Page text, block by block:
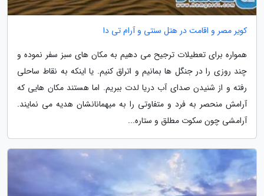
کویر مصر و اقامت در هتل سنتی و آرام تی دا
همواره برای تعطیلات ترجیح می دهیم به مکان های سبز سفر نموده و
چند روزی را در جنگل ها بمانیم و اتراق کنیم. یا اینکه به نقاط ساحلی
رفته و از شنیدن صدای آب دریا لدت ببریم. اما هستند مکان هایی که
آرامش منحصر به فرد و متفاوتی را به میهمانانشان هدیه می نمایند.
آرامشی چون سکوت مطلق و ستاره...